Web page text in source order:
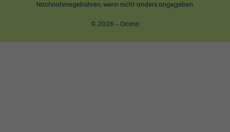
Nachnahmegebühren, wenn nicht anders angegeben.
© 2026 - Ocono